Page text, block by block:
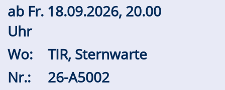
ab Fr. 18.09.2026, 20.00
Uhr
Wo:
TIR, Sternwarte
Nr.:
26-A5002